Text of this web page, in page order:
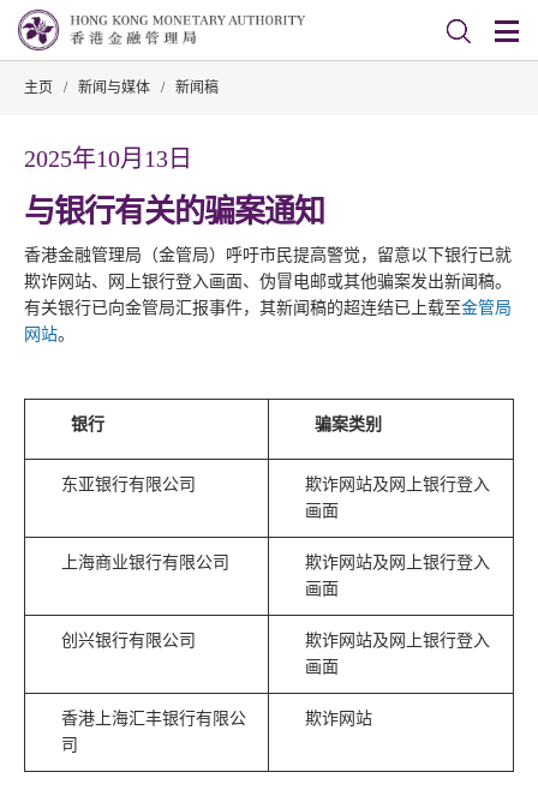
主页 / 新闻与媒体 / 新闻稿
2025年10月13日
与银行有关的骗案通知
香港金融管理局（金管局）呼吁市民提高警觉，留意以下银行已就
欺诈网站、网上银行登入画面、伪冒电邮或其他骗案发出新闻稿。
有关银行已向金管局汇报事件，其新闻稿的超连结已上载至金管局
网站。
银行 骗案类别
东亚银行有限公司
欺诈网站及网上银行登入
画面
上海商业银行有限公司
欺诈网站及网上银行登入
画面
创兴银行有限公司
欺诈网站及网上银行登入
画面
香港上海汇丰银行有限公
司
欺诈网站